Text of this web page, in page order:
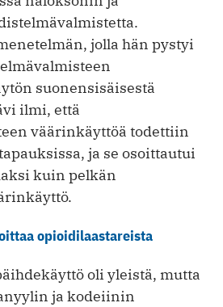
jolla hän pystyi
suonensisäisestä
ilmi, että
väärinkäyttöä todettiin
ja se osoittautui
kuin pelkän
opioidilaastareista
oli yleistä, mutta
ja kodeiinin